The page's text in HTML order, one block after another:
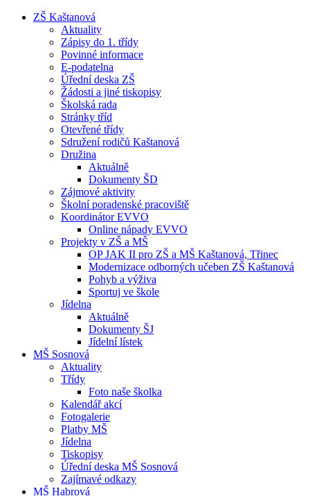
ZŠ Kaštanová
Aktuality
Zápisy do 1. třídy
Povinné informace
E-podatelna
Úřední deska ZŠ
Žádosti a jiné tiskopisy
Školská rada
Stránky tříd
Otevřené třídy
Sdružení rodičů Kaštanová
Družina
Aktuálně
Dokumenty ŠD
Zájmové aktivity
Školní poradenské pracoviště
Koordinátor EVVO
Online nápady EVVO
Projekty v ZŠ a MŠ
OP JAK II pro ZŠ a MŠ Kaštanová, Třinec
Modernizace odborných učeben ZŠ Kaštanová
Pohyb a výživa
Sportuj ve škole
Jídelna
Aktuálně
Dokumenty ŠJ
Jídelní lístek
MŠ Sosnová
Aktuality
Třídy
Foto naše školka
Kalendář akcí
Fotogalerie
Platby MŠ
Jídelna
Tiskopisy
Úřední deska MŠ Sosnová
Zajímavé odkazy
MŠ Habrová